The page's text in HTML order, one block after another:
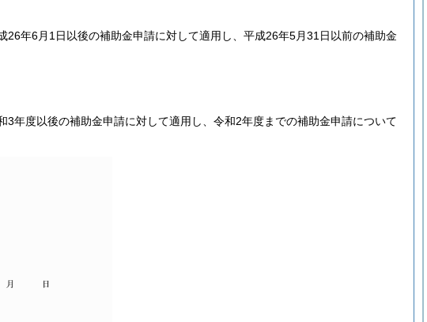
年6月1日以後の補助金申請に対して適用し、平成26年5月31日以前の補助金
年度以後の補助金申請に対して適用し、令和2年度までの補助金申請について